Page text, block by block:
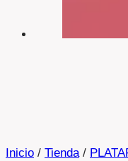
Inicio / Tienda /